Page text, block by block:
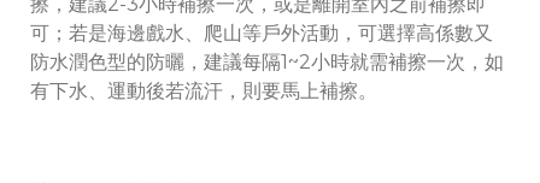
可；若是海邊戲水、爬山等戶外活動，可選擇高係數又
防水潤色型的防曬，建議每隔1~2小時就需補擦一次，如
有下水、運動後若流汗，則要馬上補擦。